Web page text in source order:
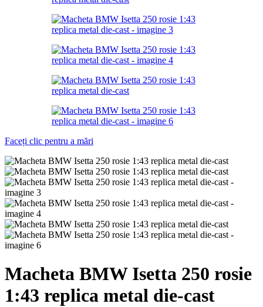
Faceți clic pentru a mări
Macheta BMW Isetta 250 rosie
1:43 replica metal die-cast